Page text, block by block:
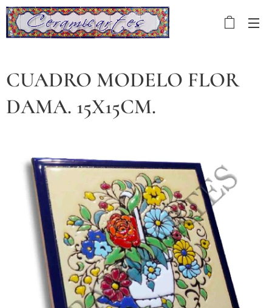
CUADRO MODELO FLOR
DAMA. 15X15CM.